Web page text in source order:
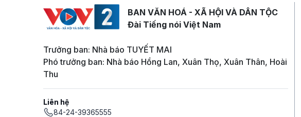
BAN VĂN HOÁ - XÃ HỘI VÀ DÂN TỘC
Đài Tiếng nói Việt Nam
Trưởng ban: Nhà báo TUYẾT MAI
Phó trưởng ban: Nhà báo Hồng Lan, Xuân Thọ, Xuân Thân, Hoài
Thu
Liên hệ
84-24-39365555